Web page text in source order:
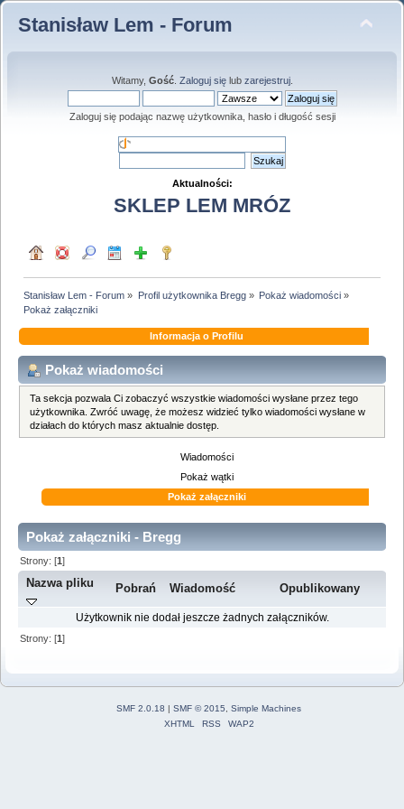
Stanisław Lem - Forum
Witamy, Gość. Zaloguj sięlub zarejestruj.
Zaloguj się podając nazwę użytkownika, hasło i długość sesji
Aktualności:
SKLEP LEM MRÓZ
Stanisław Lem - Forum » Profil użytkownika Bregg» Pokaż wiadomości»
Pokaż załączniki
Informacja o Profilu
Pokaż wiadomości
Ta sekcja pozwala Ci zobaczyć wszystkie wiadomości wysłane przez tego
użytkownika. Zwróć uwagę, że możesz widzieć tylko wiadomości wysłane w
działach do których masz aktualnie dostęp.
Wiadomości
Pokaż wątki
Pokaż załączniki
Pokaż załączniki - Bregg
Strony: [1]
Nazwa pliku Pobrań Wiadomość Opublikowany
Użytkownik nie dodał jeszcze żadnych załączników.
Strony: [1]
SMF 2.0.18 | SMF © 2015
Simple Machines
XHTML
RSS WAP2